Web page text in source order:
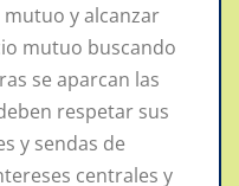
y alcanzar
mutuo buscando
se aparcan las
respetar sus
y sendas de
centrales y